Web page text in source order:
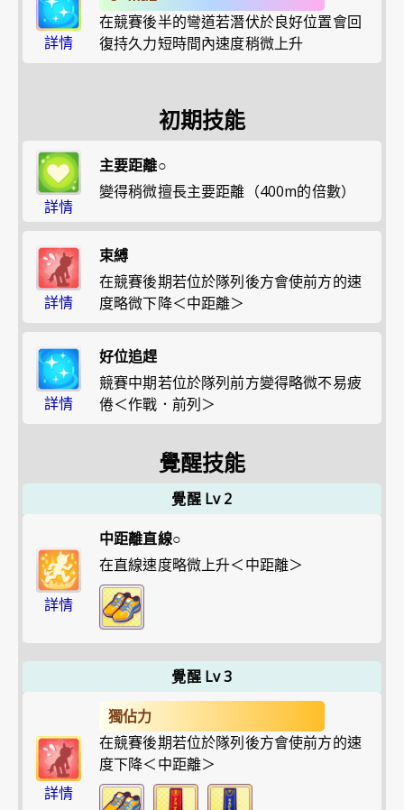
詳情
在競賽後半的彎道若潛伏於良好位置會回
復持久力短時間內速度稍微上升
初期技能
詳情
主要距離○
變得稍微擅長主要距離（400m的倍數）
詳情
束縛
在競賽後期若位於隊列後方會使前方的速
度略微下降＜中距離＞
詳情
好位追趕
競賽中期若位於隊列前方變得略微不易疲
倦＜作戰．前列＞
覺醒技能
覺醒 Lv 2
詳情
中距離直線○
在直線速度略微上升＜中距離＞
覺醒 Lv 3
詳情
獨佔力
在競賽後期若位於隊列後方會使前方的速
度下降＜中距離＞